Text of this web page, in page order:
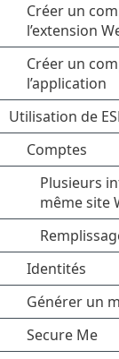
Créer un
l’extension
Créer un
l’application
Utilisation de
Comptes
Plusieurs
même site
Identités
Générer un
Secure Me